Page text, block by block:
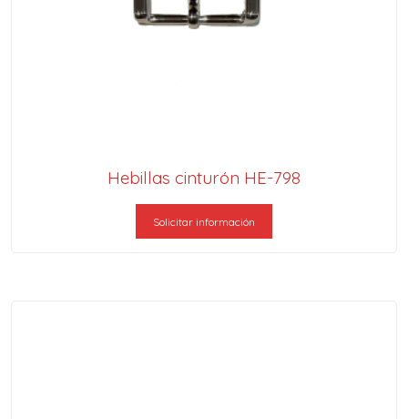
Hebillas cinturón HE-798
Solicitar información